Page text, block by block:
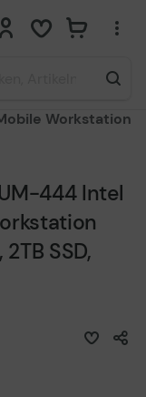
0 0
Workstation
444 Intel
SSD,